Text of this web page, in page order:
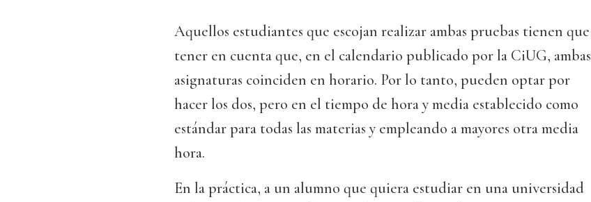
Aquellos estudiantes que escojan realizar ambas pruebas tienen que
tener en cuenta que, en el calendario publicado por la CiUG, ambas
asignaturas coinciden en horario. Por lo tanto, pueden optar por
hacer los dos, pero en el tiempo de hora y media establecido como
estándar para todas las materias y empleando a mayores otra media
hora.
En la práctica, a un alumno que quiera estudiar en una universidad